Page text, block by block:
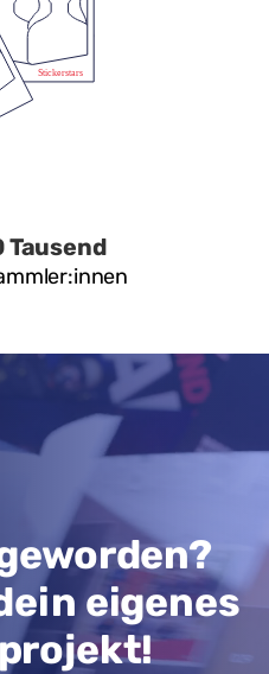
Tausend
eigenes